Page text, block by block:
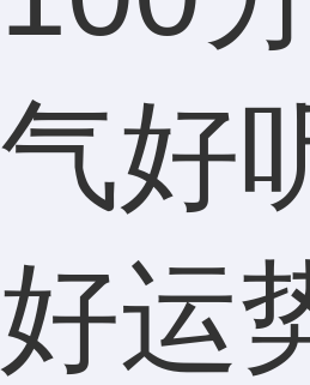
气好
好运